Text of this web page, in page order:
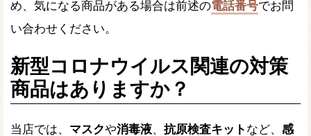
め、気になる商品がある場合は前述の電話番号でお問
い合わせください。
新型コロナウイルス関連の対策
商品はありますか？
当店では、 マスクや消毒液、 抗原検査キット など、 感